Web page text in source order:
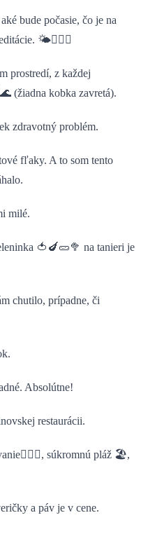
bude počasie, čo je na
🌤🧘🏽‍♀️
prostredí, z každej
(žiadna kobka zavretá).
zdravotný problém.
fľaky. A to som tento
milé.
🍅🍆🥒🥦 na tanieri je
chutilo, prípadne, či
Absolútne!
restaurácii.
súkromnú pláž 🏖,
a páv je v cene.